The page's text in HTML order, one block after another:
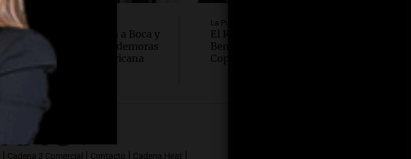
Deportes
Conmebol sanciona a Boca y
a Arruabarrena por demoras
en la Copa Sudamericana
La Popu
El Rey Pelusa y Francisco
Benítez cantaron juntos “La
Copa Rota”
| Cadena 3 Comercial | Contacto | Cadena Heat |